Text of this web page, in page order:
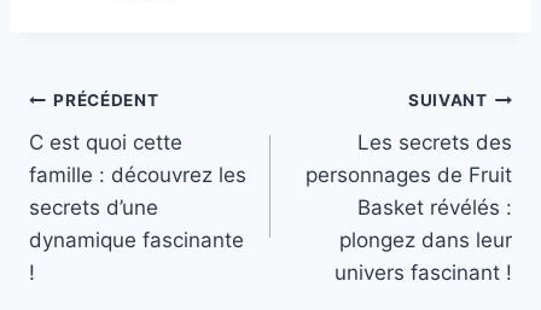
Navigation
de
l’article
PRÉCÉDENT
C est quoi cette
famille : découvrez les
secrets d’une
dynamique fascinante
!
SUIVANT
Les secrets des
personnages de Fruit
Basket révélés :
plongez dans leur
univers fascinant !